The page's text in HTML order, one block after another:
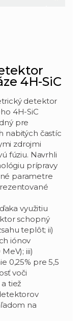
4H-SiC
detektor
4H-SiC
pre
nabitých častíc
zdrojmi
fúziu. Navrhli
prípravy
parametre
využitiu
schopný
teplôt; ii)
iónov
iii)
0,25% pre 5,5
voči
tiež
na